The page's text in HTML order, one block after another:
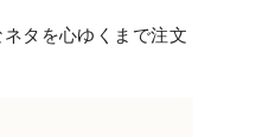
タを心ゆくまで注文